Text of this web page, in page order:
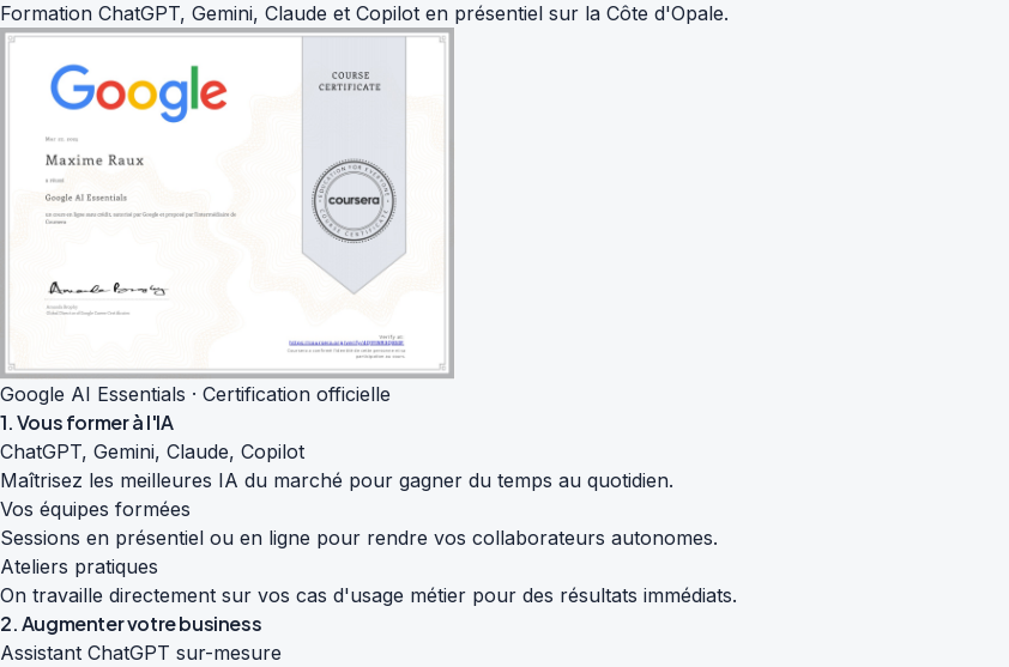
Formation ChatGPT, Gemini, Claude et Copilot en présentiel sur la Côte d'Opale.
Google AI Essentials · Certification officielle
1. Vous former à l'IA
ChatGPT, Gemini, Claude, Copilot
Maîtrisez les meilleures IA du marché pour gagner du temps au quotidien.
Vos équipes formées
Sessions en présentiel ou en ligne pour rendre vos collaborateurs autonomes.
Ateliers pratiques
On travaille directement sur vos cas d'usage métier pour des résultats immédiats.
2. Augmenter votre business
Assistant ChatGPT sur-mesure